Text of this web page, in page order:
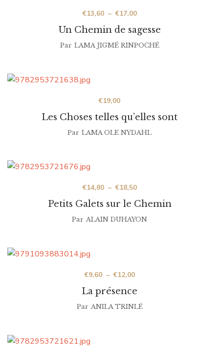
Un Chemin de sagesse
€13,60 – €17,00
Par LAMA JIGMÉ RINPOCHÉ
Les Choses telles qu’elles sont
€19,00
Par LAMA OLE NYDAHL
Petits Galets sur le Chemin
€14,80 – €18,50
Par ALAIN DUHAYON
La présence
€9,60 – €12,00
Par ANILA TRINLÉ